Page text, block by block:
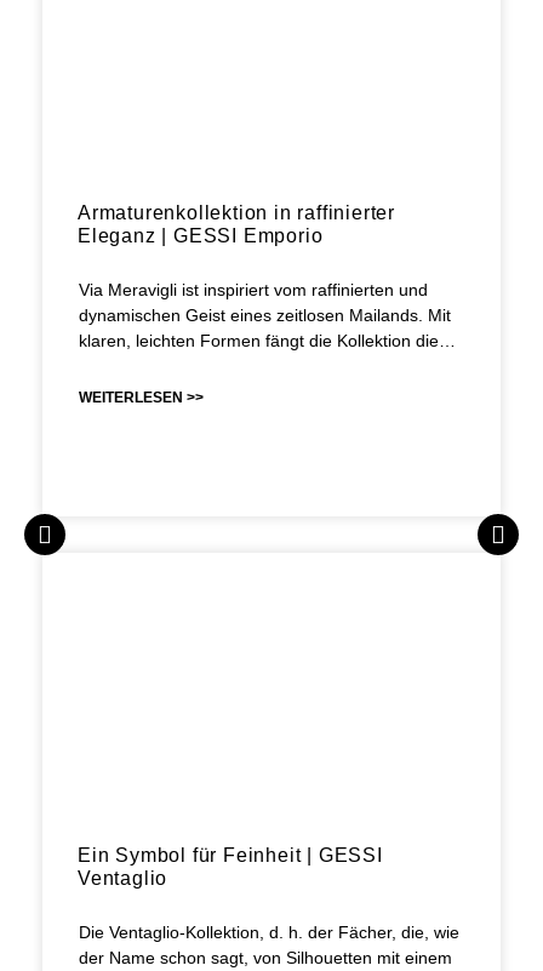
Armaturenkollektion in raffinierter
Eleganz | GESSI Emporio
Via Meravigli ist inspiriert vom raffinierten und
dynamischen Geist eines zeitlosen Mailands. Mit
klaren, leichten Formen fängt die Kollektion die…
WEITERLESEN >>
Ein Symbol für Feinheit | GESSI
Ventaglio
Die Ventaglio-Kollektion, d. h. der Fächer, die, wie
der Name schon sagt, von Silhouetten mit einem